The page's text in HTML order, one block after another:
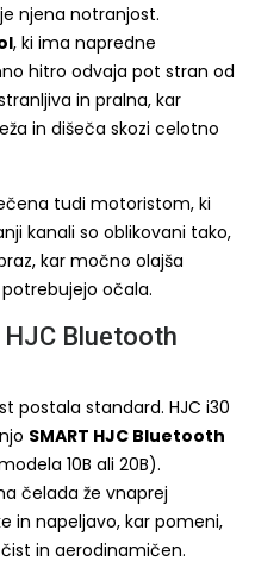
njena notranjost.
, ki ima napredne
hitro odvaja pot stran od
in pralna, kar
in dišeča skozi celotno
tudi motoristom, ki
kanali so oblikovani tako,
kar močno olajša
očala.
Bluetooth
postala standard. HJC i30
SMART HJC Bluetooth
10B ali 20B).
čelada že vnaprej
in napeljavo, kar pomeni,
in aerodinamičen.